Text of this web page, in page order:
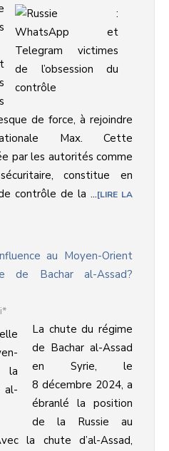
de force, à rejoindre
Max. Cette
par les autorités comme
constitue en
contrôle de la ... LIRE LA
au Moyen-Orient
de Bachar al-Assad?
La chute du régime
de Bachar al-Assad
en Syrie, le
8 décembre 2024, a
ébranlé la position
de la Russie au
la chute d’al-Assad,